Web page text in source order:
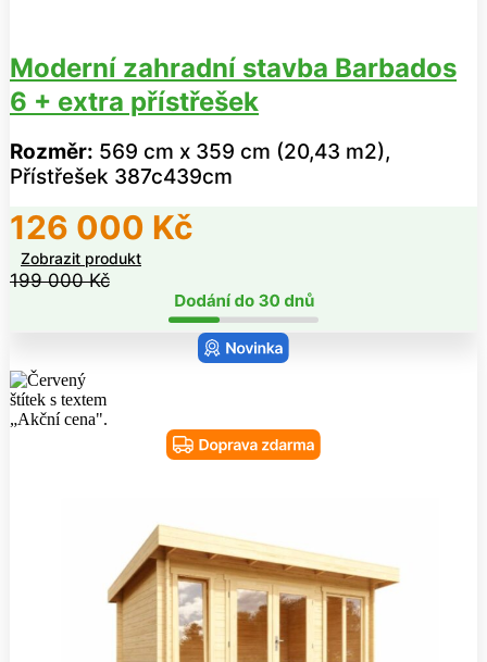
Moderní zahradní stavba Barbados
6 + extra přístřešek
Rozměr: 569 cm x 359 cm (20,43 m2),
Přístřešek 387c439cm
126 000 Kč
Zobrazit produkt
199 000Kč